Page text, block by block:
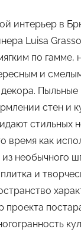
интерьер в
Luisa
по гамме,
и
Пыльные
стен и
стильных
время как
необычного
и
проекта